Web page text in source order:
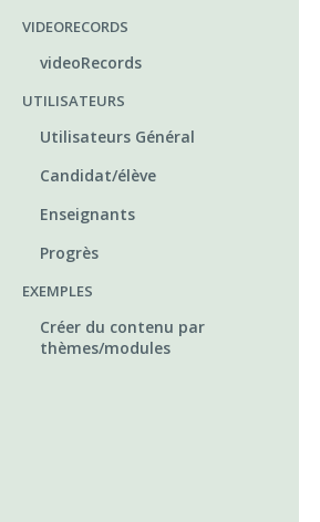
VIDEORECORDS
videoRecords
UTILISATEURS
Utilisateurs Général
Candidat/élève
Enseignants
Progrès
EXEMPLES
Créer du contenu par
thèmes/modules